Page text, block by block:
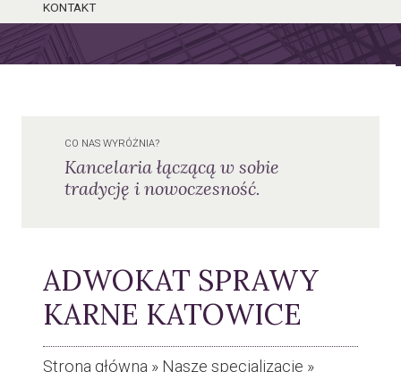
KONTAKT
CO NAS WYRÓŻNIA?
Kancelaria łączącą w sobie
tradycję i nowoczesność.
ADWOKAT SPRAWY
KARNE KATOWICE
Strona główna » Nasze specjalizacje »